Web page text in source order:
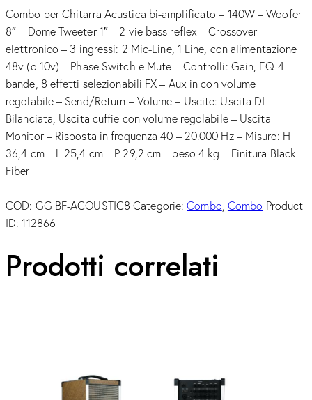
Combo per Chitarra Acustica bi-amplificato – 140W – Woofer
8″ – Dome Tweeter 1″ – 2 vie bass reflex – Crossover
elettronico – 3 ingressi: 2 Mic-Line, 1 Line, con alimentazione
48v (o 10v) – Phase Switch e Mute – Controlli: Gain, EQ 4
bande, 8 effetti selezionabili FX – Aux in con volume
regolabile – Send/Return – Volume – Uscite: Uscita DI
Bilanciata, Uscita cuffie con volume regolabile – Uscita
Monitor – Risposta in frequenza 40 – 20.000 Hz – Misure: H
36,4 cm – L 25,4 cm – P 29,2 cm – peso 4 kg – Finitura Black
Fiber
COD: GG BF-ACOUSTIC8 Categorie:Combo, Combo Product
ID:112866
Prodotti correlati